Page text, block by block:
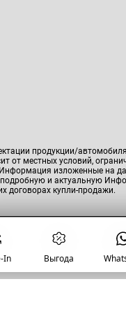
продукции/
от местных условий,
изложенные на
и актуальную
договорах купли-продажи.
In
Купить авто с
пробегом
Выгода
условия